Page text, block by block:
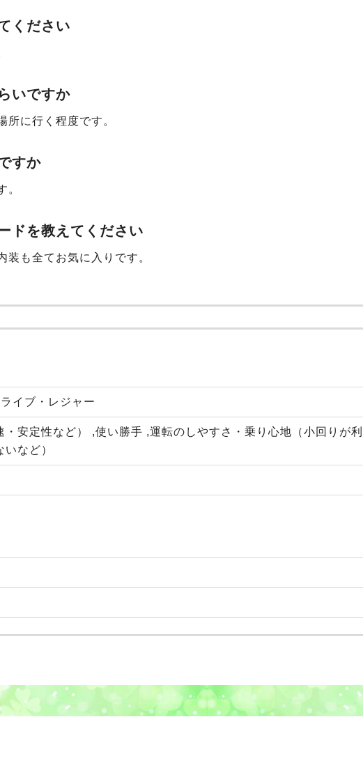
ください
いですか
所に行く程度です。
すか
。
ドを教えてください
も全てお気に入りです。
イブ・レジャー
・安定性など） ,使い勝手 ,運転のしやすさ・乗り心地（小回りが利
いなど）